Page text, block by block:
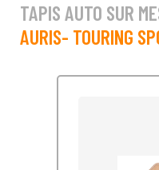
TAPIS AUTO SUR
AURIS- TOURING